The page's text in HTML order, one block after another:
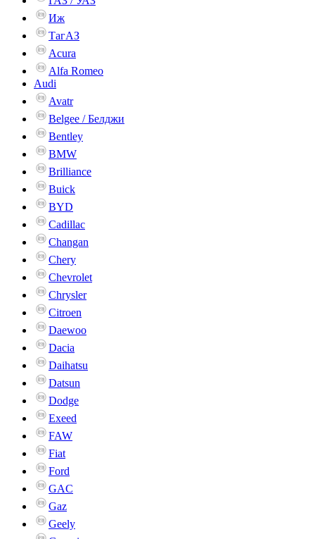
Иж
ТагАЗ
Acura
Alfa Romeo
Audi
Avatr
Belgee / Белджи
Bentley
BMW
Brilliance
Buick
BYD
Cadillac
Changan
Chery
Chevrolet
Chrysler
Citroen
Daewoo
Dacia
Daihatsu
Datsun
Dodge
Exeed
FAW
Fiat
Ford
GAC
Gaz
Geely